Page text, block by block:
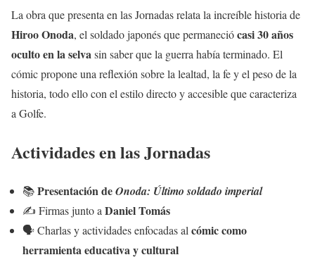
La obra que presenta en las Jornadas relata la increíble historia de
Hiroo Onoda, el soldado japonés que permaneciócasi 30 años
oculto en la selvasin saber que la guerra había terminado. El
cómic propone una reflexión sobre la lealtad, la fe y el peso de la
historia, todo ello con el estilo directo y accesible que caracteriza
a Golfe.
Actividades en las Jornadas
📚Presentación deOnoda: Último soldado imperial
✍️ Firmas junto a Daniel Tomás
🗣️ Charlas y actividades enfocadas al cómic como
herramienta educativa y cultural